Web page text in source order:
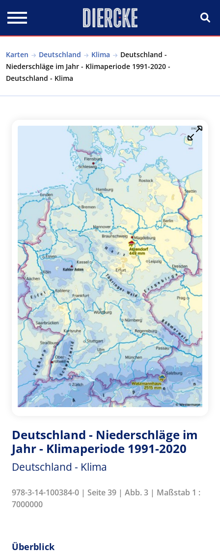
Karten Deutschland Klima
Deutschland -
Niederschläge im Jahr - Klimaperiode 1991-2020 -
Deutschland - Klima
Deutschland - Niederschläge im
Jahr - Klimaperiode 1991-2020
Deutschland - Klima
978-3-14-100384-0 | Seite 39 | Abb. 3 | Maßstab 1 :
7000000
Überblick